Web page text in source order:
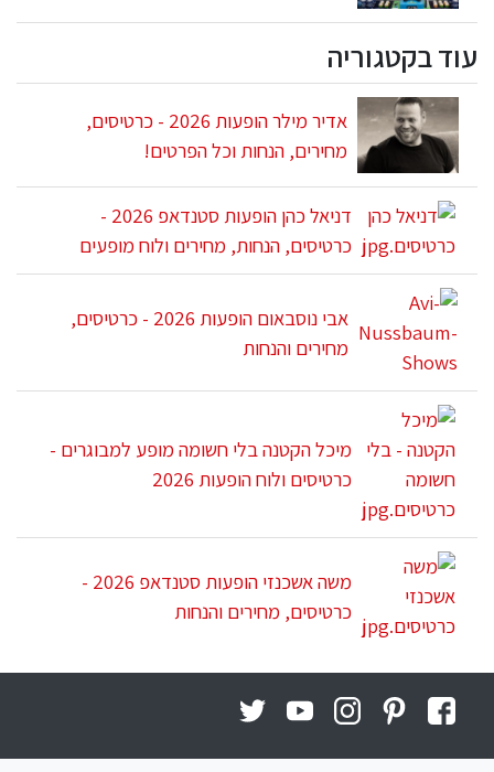
עוד בקטגוריה
אדיר מילר הופעות 2026 - כרטיסים,
מחירים, הנחות וכל הפרטים!
דניאל כהן הופעות סטנדאפ 2026 -
כרטיסים, הנחות, מחירים ולוח מופעים
אבי נוסבאום הופעות 2026 - כרטיסים,
מחירים והנחות
מיכל הקטנה בלי חשומה מופע למבוגרים -
כרטיסים ולוח הופעות 2026
משה אשכנזי הופעות סטנדאפ 2026 -
כרטיסים, מחירים והנחות